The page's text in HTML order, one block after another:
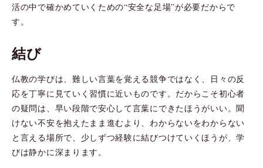
活の中で確かめていくための“安全な足場”が必要だからで
す。
結び
仏教の学びは、難しい言葉を覚える競争ではなく、日々の反
応を丁寧に見ていく習慣に近いものです。だからこそ初心者
の疑問は、早い段階で安心して言葉にできたほうがいい。聞
けない不安を抱えたまま進むより、わからないをわからない
と言える場所で、少しずつ経験に結びつけていくほうが、学
びは静かに深まります。